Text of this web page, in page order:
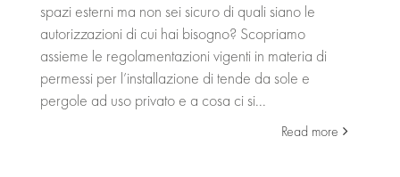
spazi esterni ma non sei sicuro di quali siano le
autorizzazioni di cui hai bisogno? Scopriamo
assieme le regolamentazioni vigenti in materia di
permessi per l’installazione di tende da sole e
pergole ad uso privato e a cosa ci si...
Read more